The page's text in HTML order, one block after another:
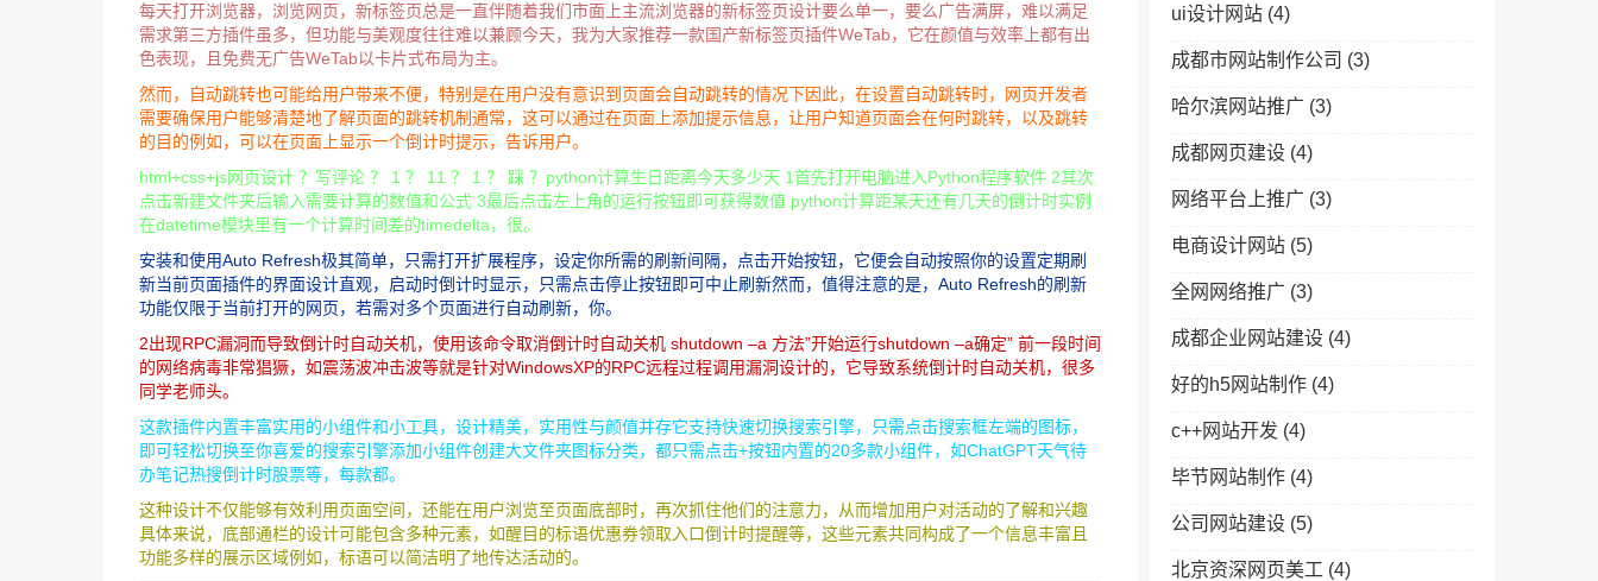
每天打开浏览器，浏览网页，新标签页总是一直伴随着我们市面上主流浏览器的新标签页设计要么单一，要么广告满屏，难以满足
需求第三方插件虽多，但功能与美观度往往难以兼顾今天，我为大家推荐一款国产新标签页插件WeTab，它在颜值与效率上都有出
色表现，且免费无广告WeTab以卡片式布局为主。
然而，自动跳转也可能给用户带来不便，特别是在用户没有意识到页面会自动跳转的情况下因此，在设置自动跳转时，网页开发者
需要确保用户能够清楚地了解页面的跳转机制通常，这可以通过在页面上添加提示信息，让用户知道页面会在何时跳转，以及跳转
的目的例如，可以在页面上显示一个倒计时提示，告诉用户。
html+css+js网页设计 ？写评论 ？ 1 ？ 11 ？ 1 ？ 踩 ？python计算生日距离今天多少天 1首先打开电脑进入Python程序软件 2其次
点击新建文件夹后输入需要计算的数值和公式 3最后点击左上角的运行按钮即可获得数值 python计算距某天还有几天的倒计时实例
在datetime模块里有一个计算时间差的timedelta，很。
安装和使用Auto Refresh极其简单，只需打开扩展程序，设定你所需的刷新间隔，点击开始按钮，它便会自动按照你的设置定期刷
新当前页面插件的界面设计直观，启动时倒计时显示，只需点击停止按钮即可中止刷新然而，值得注意的是，Auto Refresh的刷新
功能仅限于当前打开的网页，若需对多个页面进行自动刷新，你。
2出现RPC漏洞而导致倒计时自动关机，使用该命令取消倒计时自动关机 shutdown –a 方法”开始运行shutdown –a确定” 前一段时间
的网络病毒非常猖獗，如震荡波冲击波等就是针对WindowsXP的RPC远程过程调用漏洞设计的，它导致系统倒计时自动关机，很多
同学老师头。
这款插件内置丰富实用的小组件和小工具，设计精美，实用性与颜值并存它支持快速切换搜索引擎，只需点击搜索框左端的图标，
即可轻松切换至你喜爱的搜索引擎添加小组件创建大文件夹图标分类，都只需点击+按钮内置的20多款小组件，如ChatGPT天气待
办笔记热搜倒计时股票等，每款都。
这种设计不仅能够有效利用页面空间，还能在用户浏览至页面底部时，再次抓住他们的注意力，从而增加用户对活动的了解和兴趣
具体来说，底部通栏的设计可能包含多种元素，如醒目的标语优惠券领取入口倒计时提醒等，这些元素共同构成了一个信息丰富且
功能多样的展示区域例如，标语可以简洁明了地传达活动的。
ui设计网站 (4)
成都市网站制作公司 (3)
哈尔滨网站推广 (3)
成都网页建设 (4)
网络平台上推广 (3)
电商设计网站 (5)
全网网络推广 (3)
成都企业网站建设 (4)
好的h5网站制作 (4)
c++网站开发 (4)
毕节网站制作 (4)
公司网站建设 (5)
北京资深网页美工 (4)